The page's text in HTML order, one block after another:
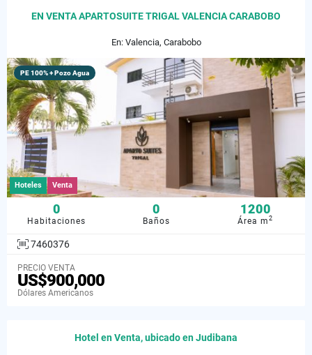
EN VENTA APARTOSUITE TRIGAL VALENCIA CARABOBO
En: Valencia, Carabobo
PE 100% + Pozo Agua
Hoteles Venta
0
Habitaciones
0
Baños
1200
Área m2
7460376
PRECIO VENTA
US$900,000
Dólares Americanos
Hotel en Venta, ubicado en Judibana